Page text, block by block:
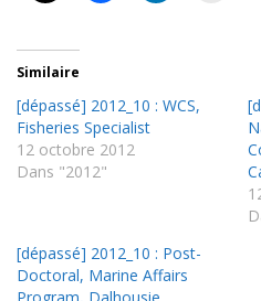
Similaire
[dépassé] 2012_10 : WCS,
Fisheries Specialist
12 octobre 2012
Dans "2012"
[dépassé] 2012_10 : Post-
Doctoral, Marine Affairs
Program, Dalhousie